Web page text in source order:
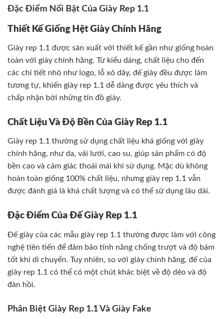
Đặc Điểm Nổi Bật Của Giày Rep 1.1
Thiết Kế Giống Hệt Giày Chính Hãng
Giày rep 1.1 được sản xuất với thiết kế gần như giống hoàn
toàn với giày chính hãng. Từ kiểu dáng, chất liệu cho đến
các chi tiết nhỏ như logo, lỗ xỏ dây, đế giày đều được làm
tương tự, khiến giày rep 1.1 dễ dàng được yêu thích và
chấp nhận bởi những tín đồ giày.
Chất Liệu Và Độ Bền Của Giày Rep 1.1
Giày rep 1.1 thường sử dụng chất liệu khá giống với giày
chính hãng, như da, vải lưới, cao su, giúp sản phẩm có độ
bền cao và cảm giác thoải mái khi sử dụng. Mặc dù không
hoàn toàn giống 100% chất liệu, nhưng giày rep 1.1 vẫn
được đánh giá là khá chất lượng và có thể sử dụng lâu dài.
Đặc Điểm Của Đế Giày Rep 1.1
Đế giày của các mẫu giày rep 1.1 thường được làm với công
nghệ tiên tiến để đảm bảo tính năng chống trượt và độ bám
tốt khi di chuyển. Tuy nhiên, so với giày chính hãng, đế của
giày rep 1.1 có thể có một chút khác biệt về độ dẻo và độ
đàn hồi.
Phân Biệt Giày Rep 1.1 Và Giày Fake